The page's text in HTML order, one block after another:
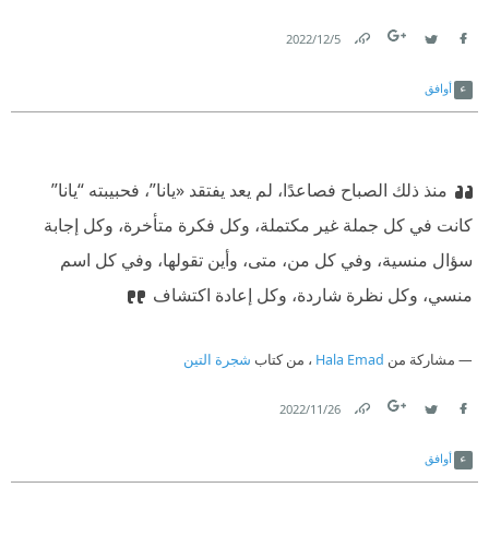
5‏/12‏/2022
أوافق
منذ ذلك الصباح فصاعدًا، لم يعد يفتقد «يانا”، فحبيبته “يانا”
كانت في كل جملة غير مكتملة، وكل فكرة متأخرة، وكل إجابة
سؤال منسية، وفي كل من، متى، وأين تقولها، وفي كل اسم
منسي، وكل نظرة شاردة، وكل إعادة اكتشاف
مشاركة من Hala Emad ، من كتاب شجرة التين
26‏/11‏/2022
أوافق